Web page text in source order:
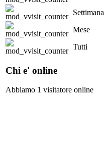
Settimana
Mese
Tutti
Chi e' online
Abbiamo 1 visitatore online